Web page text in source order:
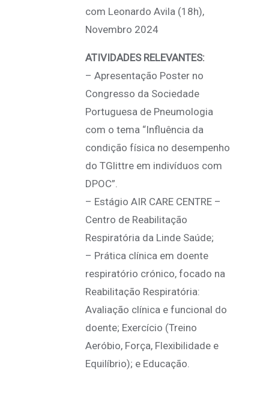
com Leonardo Avila (18h),
Novembro 2024
ATIVIDADES RELEVANTES:
– Apresentação Poster no
Congresso da Sociedade
Portuguesa de Pneumologia
com o tema “Influência da
condição física no desempenho
do TGlittre em indivíduos com
DPOC”.
– Estágio AIR CARE CENTRE –
Centro de Reabilitação
Respiratória da Linde Saúde;
– Prática clínica em doente
respiratório crónico, focado na
Reabilitação Respiratória:
Avaliação clínica e funcional do
doente; Exercício (Treino
Aeróbio, Força, Flexibilidade e
Equilíbrio); e Educação.